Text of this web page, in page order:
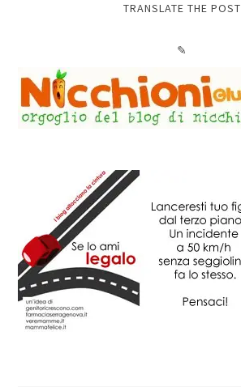
TRANSLATE THE POST
✎